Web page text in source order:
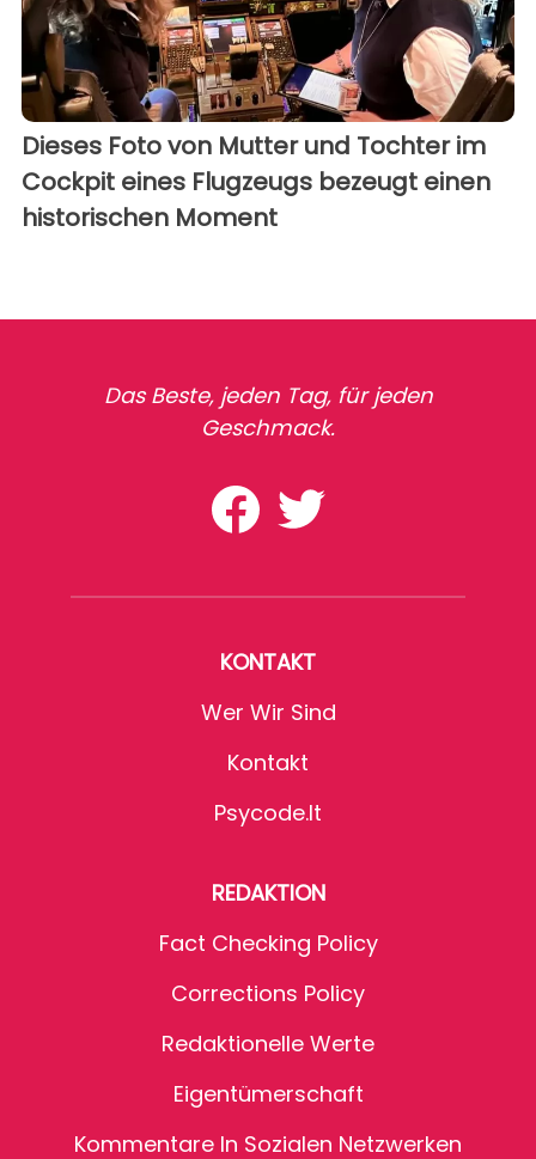
Dieses Foto von Mutter und Tochter im
Cockpit eines Flugzeugs bezeugt einen
historischen Moment
Das Beste, jeden Tag, für jeden
Geschmack.
KONTAKT
Wer Wir Sind
Kontakt
Psycode.it
REDAKTION
Fact Checking Policy
Corrections Policy
Redaktionelle Werte
Eigentümerschaft
Kommentare In Sozialen Netzwerken